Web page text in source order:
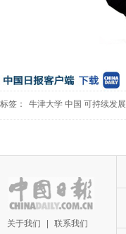
标签： 牛津大学 中国 可持续发展
关于我们 联系我们